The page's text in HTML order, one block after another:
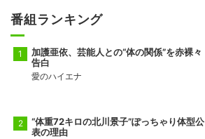
番組ランキング
加護亜依、芸能人との“体の関係”を赤裸々
告白
愛のハイエナ
“体重72キロの北川景子”ぽっちゃり体型公
表の理由